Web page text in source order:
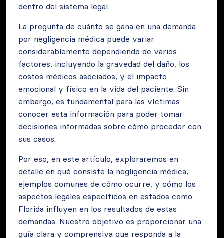
dentro del sistema legal.
La pregunta de cuánto se gana en una demanda
por negligencia médica puede variar
considerablemente dependiendo de varios
factores, incluyendo la gravedad del daño, los
costos médicos asociados, y el impacto
emocional y físico en la vida del paciente. Sin
embargo, es fundamental para las víctimas
conocer esta información para poder tomar
decisiones informadas sobre cómo proceder con
sus casos.
Por eso, en este artículo, exploraremos en
detalle en qué consiste la negligencia médica,
ejemplos comunes de cómo ocurre, y cómo los
aspectos legales específicos en estados como
Florida influyen en los resultados de estas
demandas. Nuestro objetivo es proporcionar una
guía clara y comprensiva que responda a la